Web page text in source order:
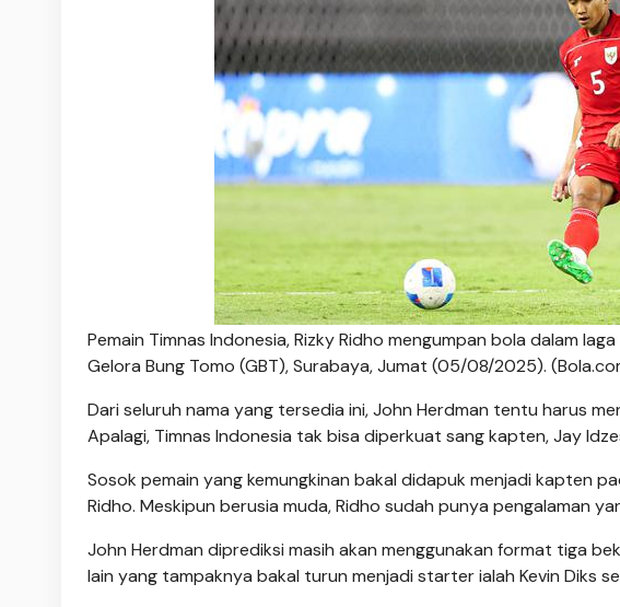
Pemain Timnas Indonesia, Rizky Ridho mengumpan bola dalam
Gelora Bung Tomo (GBT), Surabaya, Jumat (05/08/2025).
Dari seluruh nama yang tersedia ini, John Herdman tentu harus
Apalagi, Timnas Indonesia tak bisa diperkuat sang kapten, Jay
Sosok pemain yang kemungkinan bakal didapuk menjadi kapten
Ridho. Meskipun berusia muda, Ridho sudah punya pengalaman
John Herdman diprediksi masih akan menggunakan format tiga
lain yang tampaknya bakal turun menjadi starter ialah Kevin Diks